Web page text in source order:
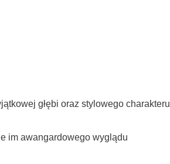
głębi oraz stylowego charakteru
im awangardowego wyglądu